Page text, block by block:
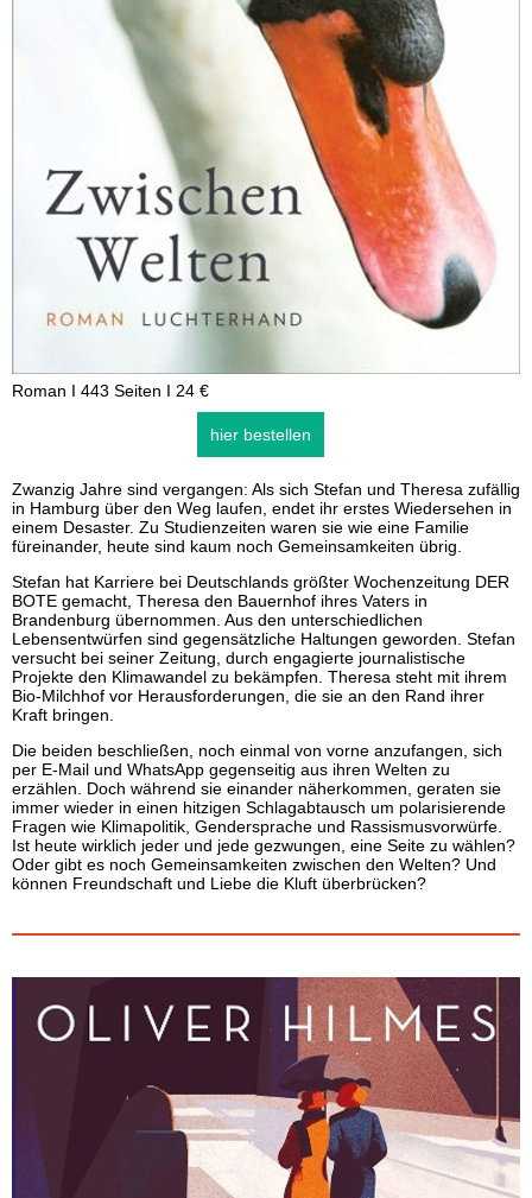
Roman I 443 Seiten I 24 €
hier bestellen
Zwanzig Jahre sind vergangen: Als sich Stefan und Theresa zufällig
in Hamburg über den Weg laufen, endet ihr erstes Wiedersehen in
einem Desaster. Zu Studienzeiten waren sie wie eine Familie
füreinander, heute sind kaum noch Gemeinsamkeiten übrig.
Stefan hat Karriere bei Deutschlands größter Wochenzeitung DER
BOTE gemacht, Theresa den Bauernhof ihres Vaters in
Brandenburg übernommen. Aus den unterschiedlichen
Lebensentwürfen sind gegensätzliche Haltungen geworden. Stefan
versucht bei seiner Zeitung, durch engagierte journalistische
Projekte den Klimawandel zu bekämpfen. Theresa steht mit ihrem
Bio-Milchhof vor Herausforderungen, die sie an den Rand ihrer
Kraft bringen.
Die beiden beschließen, noch einmal von vorne anzufangen, sich
per E-Mail und WhatsApp gegenseitig aus ihren Welten zu
erzählen. Doch während sie einander näherkommen, geraten sie
immer wieder in einen hitzigen Schlagabtausch um polarisierende
Fragen wie Klimapolitik, Gendersprache und Rassismusvorwürfe.
Ist heute wirklich jeder und jede gezwungen, eine Seite zu wählen?
Oder gibt es noch Gemeinsamkeiten zwischen den Welten? Und
können Freundschaft und Liebe die Kluft überbrücken?